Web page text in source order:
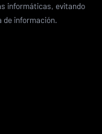
informáticas, evitando
de información.